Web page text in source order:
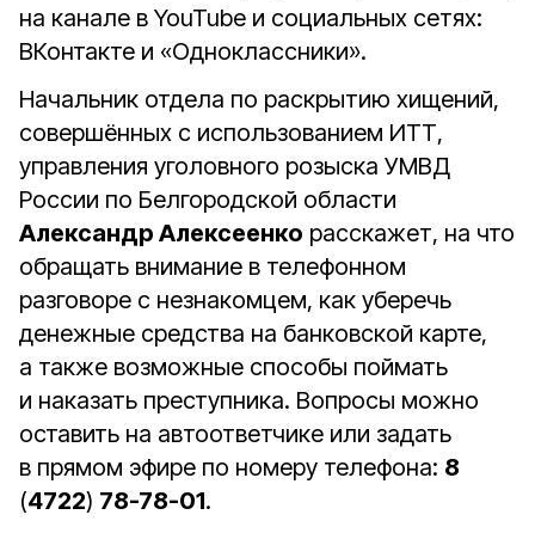
на канале в YouTube и социальных сетях:
ВКонтакте и «Одноклассники».
Начальник отдела по раскрытию хищений,
совершённых с использованием ИТТ,
управления уголовного розыска УМВД
России по Белгородской области
Александр Алексеенко расскажет, на что
обращать внимание в телефонном
разговоре с незнакомцем, как уберечь
денежные средства на банковской карте,
а также возможные способы поймать
и наказать преступника. Вопросы можно
оставить на автоответчике или задать
в прямом эфире по номеру телефона: 8
(4722) 78-78-01.